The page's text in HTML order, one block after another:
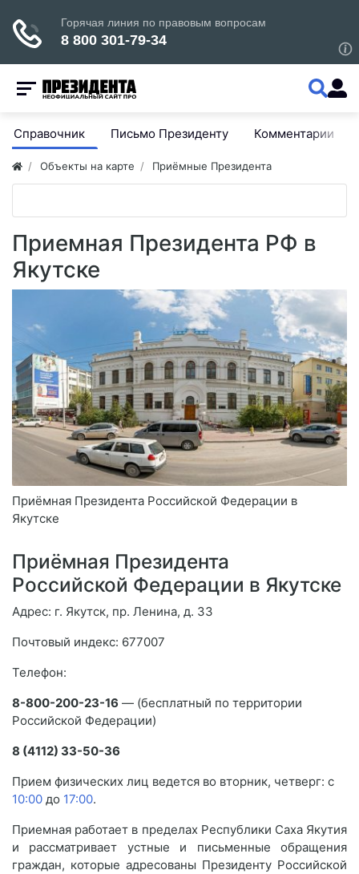
Справочник Письмо Президенту Комментарии
Объекты на карте Приёмные Президента
Приемная Президента РФ в
Якутске
Приёмная Президента Российской Федерации в
Якутске
Приёмная Президента
Российской Федерации в Якутске
Адрес: г. Якутск, пр. Ленина, д. 33
Почтовый индекс: 677007
Телефон:
8-800-200-23-16 — (бесплатный по территории
Российской Федерации)
8 (4112) 33-50-36
Прием физических лиц ведется во вторник, четверг: с
10:00 до 17:00.
Приемная работает в пределах Республики Саха Якутия
и рассматривает устные и письменные обращения
граждан, которые адресованы Президенту Российской